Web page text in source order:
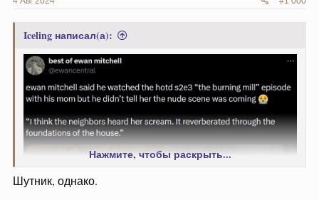
Iceling написал(а):
Нажмите, чтобы раскрыть...
Шутник, однако.